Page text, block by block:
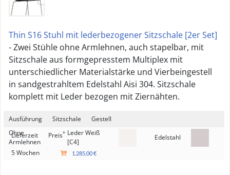
Thin S16 Stuhl mit lederbezogener Sitzschale [2er Set]
- Zwei Stühle ohne Armlehnen, auch stapelbar, mit
Sitzschale aus formgepresstem Multiplex mit
unterschiedlicher Materialstärke und Vierbeingestell
in sandgestrahltem Edelstahl Aisi 304. Sitzschale
komplett mit Leder bezogen mit Ziernähten.
Ausführung Sitzschale
Gestell
Lieferzeit
Preis*
Ohne
Armlehnen
Leder Weiß
[C4]
Edelstahl
5 Wochen
1.285,00 €